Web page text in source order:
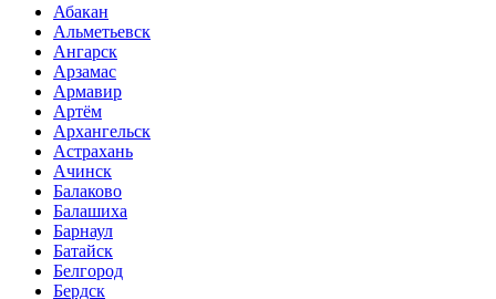
Абакан
Альметьевск
Ангарск
Арзамас
Армавир
Артём
Архангельск
Астрахань
Ачинск
Балаково
Балашиха
Барнаул
Батайск
Белгород
Бердск